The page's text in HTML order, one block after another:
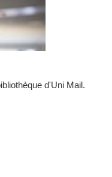
d'Uni Mail.